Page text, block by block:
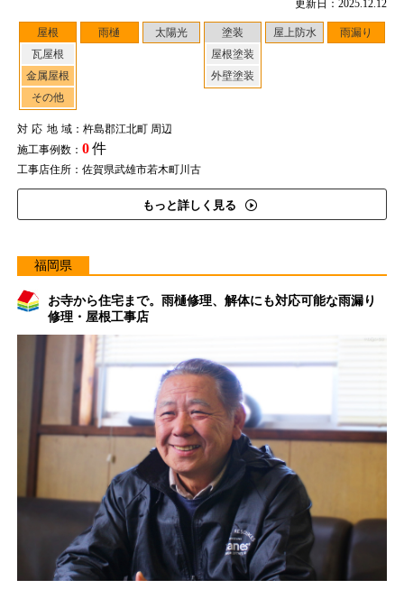
更新日：2025.12.12
屋根
瓦屋根
金属屋根
その他
雨樋 太陽光
塗装
屋根塗装
外壁塗装
屋上防水 雨漏り
対応地域：杵島郡江北町 周辺
施工事例数： 0件
工事店住所：佐賀県武雄市若木町川古
もっと詳しく見る
福岡県
お寺から住宅まで。雨樋修理、解体にも対応可能な雨漏り
修理・屋根工事店